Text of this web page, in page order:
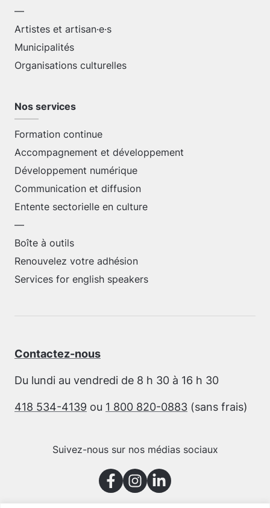
—
Artistes et artisan·e·s
Municipalités
Organisations culturelles
Nos services
Formation continue
Accompagnement et développement
Développement numérique
Communication et diffusion
Entente sectorielle en culture
—
Boîte à outils
Renouvelez votre adhésion
Services for english speakers
Contactez-nous
Du lundi au vendredi de 8 h 30 à 16 h 30
418 534-4139 ou 1 800 820-0883 (sans frais)
Suivez-nous sur nos médias sociaux